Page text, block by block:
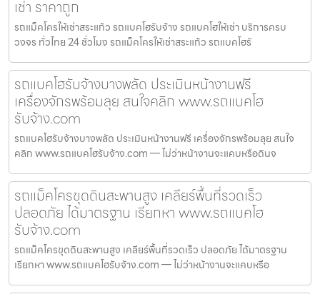
เช่า ราคาถูก
รถแม็คโครให้เช่าสระแก้ว รถแบคโฮรับจ้าง รถแบคโฮให้เช่า บริการครบ
วงจร ทั่วไทย 24 ชั่วโมง รถแม็คโครให้เช่าสระแก้ว รถแบคโฮรั
รถแบคโฮรับจ้างบางพลัด ประเมินหน้างานฟรี
เครื่องจักรพร้อมลุย สนใจคลิก www.รถแบคโฮ
รับจ้าง.com
รถแบคโฮรับจ้างบางพลัด ประเมินหน้างานฟรี เครื่องจักรพร้อมลุย สนใจ
คลิก www.รถแบคโฮรับจ้าง.com — ไม่ว่าหน้างานจะแคบหรือดินจ
รถแม็คโครขุดดินสะพานสูง เคลียร์พื้นที่รวดเร็ว
ปลอดภัย ได้มาตรฐาน เรียกหา www.รถแบคโฮ
รับจ้าง.com
รถแม็คโครขุดดินสะพานสูง เคลียร์พื้นที่รวดเร็ว ปลอดภัย ได้มาตรฐาน
เรียกหา www.รถแบคโฮรับจ้าง.com — ไม่ว่าหน้างานจะแคบหรือ